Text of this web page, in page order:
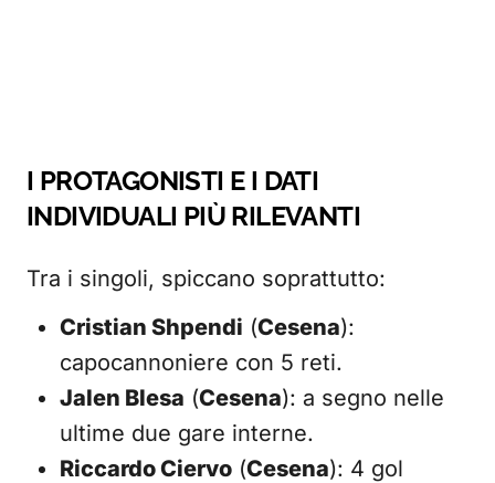
I PROTAGONISTI E I DATI
INDIVIDUALI PIÙ RILEVANTI
Tra i singoli, spiccano soprattutto:
Cristian Shpendi (Cesena):
capocannoniere con 5 reti.
Jalen Blesa (Cesena): a segno nelle
ultime due gare interne.
Riccardo Ciervo (Cesena): 4 gol